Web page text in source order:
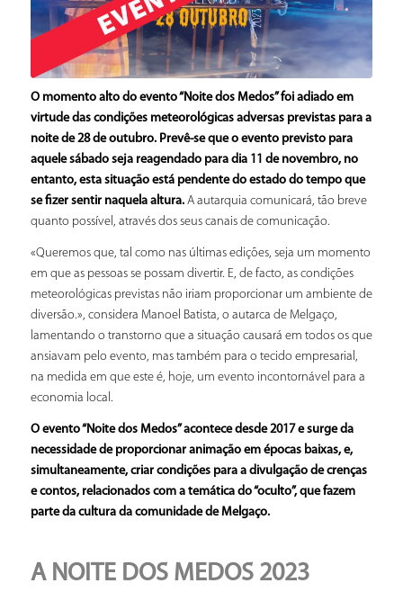
O momento alto do evento “Noite dos Medos” foi adiado em
virtude das condições meteorológicas adversas previstas para a
noite de 28 de outubro. Prevê-se que o evento previsto para
aquele sábado seja reagendado para dia 11 de novembro, no
entanto, esta situação está pendente do estado do tempo que
se fizer sentir naquela altura. A autarquia comunicará, tão breve
quanto possível, através dos seus canais de comunicação.
«Queremos que, tal como nas últimas edições, seja um momento
em que as pessoas se possam divertir. E, de facto, as condições
meteorológicas previstas não iriam proporcionar um ambiente de
diversão.», considera Manoel Batista, o autarca de Melgaço,
lamentando o transtorno que a situação causará em todos os que
ansiavam pelo evento, mas também para o tecido empresarial,
na medida em que este é, hoje, um evento incontornável para a
economia local.
O evento “Noite dos Medos” acontece desde 2017 e surge da
necessidade de proporcionar animação em épocas baixas, e,
simultaneamente, criar condições para a divulgação de crenças
e contos, relacionados com a temática do “oculto”, que fazem
parte da cultura da comunidade de Melgaço.
A NOITE DOS MEDOS 2023